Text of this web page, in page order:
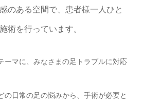
のある空間で、患者様一人ひと
術を行っています。
ーマに、みなさまの足トラブルに対応
の日常の足の悩みから、手術が必要と